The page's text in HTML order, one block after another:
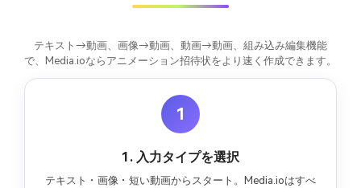
テキスト→動画、画像→動画、動画→動画、組み込み編集機能
で、Media.ioならアニメーション招待状をより速く作成できます。
1
1. 入力タイプを選択
テキスト・画像・短い動画からスタート。Media.ioはすべ